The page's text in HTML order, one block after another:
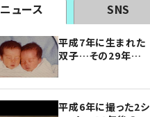
ニュース SNS
平成7年に生まれた
双子…その29年後
平成6年に撮った2シ